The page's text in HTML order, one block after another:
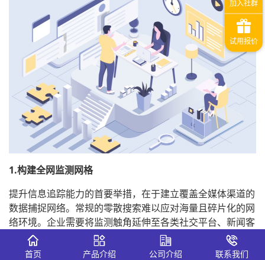
1.构建全网监测网格
提升信息追踪能力的首要举措，在于建立覆盖全媒体渠道的
数据捕捉网络。常规的零散搜索难以应对海量且碎片化的网
络环境。企业需要将监测触角延伸至各类社交平台、新闻客
户端、短视频渠道以及垂直论坛。通过设定多元化的关键词
组合，诸如品牌名称、高管姓名、核心产品线及行业热词，
首页 产品介绍 公司介绍 联系我们